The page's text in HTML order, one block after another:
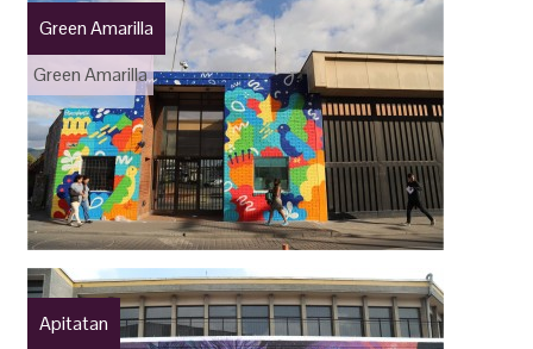
Green Amarilla
Green Amarilla
Apitatan